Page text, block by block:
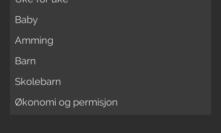
Baby
Amming
Barn
Skolebarn
Økonomi og permisjon